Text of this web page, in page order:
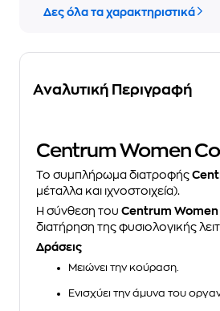
Δες όλα τα χαρακτηριστικά
Αναλυτική Περιγραφή
Centrum Women
Το συμπλήρωμα διατροφής
μέταλλα και ιχνοστοιχεία).
Η σύνθεση του Centrum
διατήρηση της φυσιολογικής
Δράσεις
Μειώνει την κούραση.
Ενισχύει την άμυνα του